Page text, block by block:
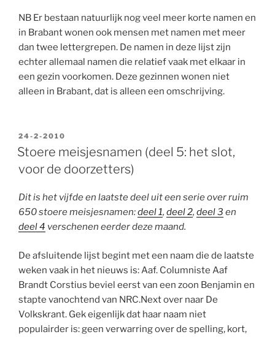
NB Er bestaan natuurlijk nog veel meer korte namen en
in Brabant wonen ook mensen met namen met meer
dan twee lettergrepen. De namen in deze lijst zijn
echter allemaal namen die relatief vaak met elkaar in
een gezin voorkomen. Deze gezinnen wonen niet
alleen in Brabant, dat is alleen een omschrijving.
GEPLAATST
OP
24-2-2010
Stoere meisjesnamen (deel 5: het slot,
voor de doorzetters)
Dit is het vijfde en laatste deel uit een serie over ruim
650 stoere meisjesnamen:deel 1, deel 2, deel 3 en
deel 4 verschenen eerder deze maand.
De afsluitende lijst begint met een naam die de laatste
weken vaak in het nieuws is: Aaf. Columniste Aaf
Brandt Corstius beviel eerst van een zoon Benjamin en
stapte vanochtend van NRC.Next over naar De
Volkskrant. Gek eigenlijk dat haar naam niet
populairder is: geen verwarring over de spelling, kort,